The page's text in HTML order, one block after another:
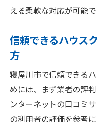
らし
法
快適な生活空
ポイント
住環境の改善
える柔軟な対応が可能で
信頼できるハウス
方
寝屋川市で信頼できる
めには、まず業者の評
ンターネットの口コミ